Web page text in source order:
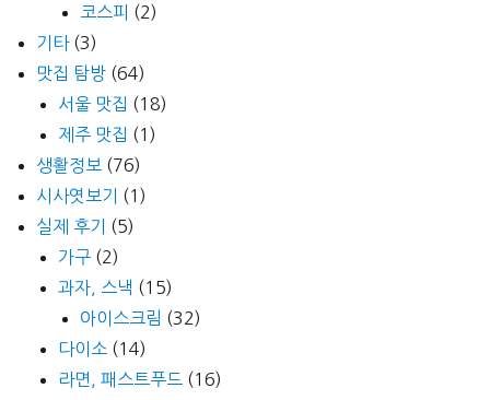
코스피 (2)
기타(3)
맛집 탐방 (64)
서울 맛집 (18)
제주 맛집 (1)
생활정보 (76)
시사엿보기
(1)
실제 후기
(5)
가구 (2)
과자, 스낵 (15)
아이스크림 (32)
다이소 (14)
라면, 패스트푸드 (16)